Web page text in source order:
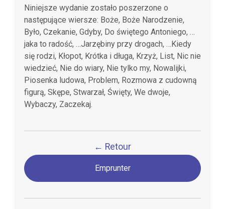
Niniejsze wydanie zostało poszerzone o
następujące wiersze: Boże, Boże Narodzenie,
Było, Czekanie, Gdyby, Do świętego Antoniego, …
jaka to radość, …Jarzębiny przy drogach, …Kiedy
się rodzi, Kłopot, Krótka i długa, Krzyż, List, Nic nie
wiedzieć, Nie do wiary, Nie tylko my, Nowalijki,
Piosenka ludowa, Problem, Rozmowa z cudowną
figurą, Skępe, Stwarzał, Święty, We dwoje,
Wybaczy, Zaczekaj.
← Retour
Emprunter